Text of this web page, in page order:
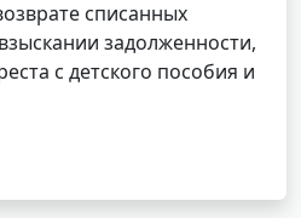
списанных
задолженности,
с детского пособия и